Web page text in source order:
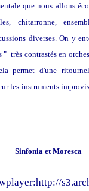
que nous allons
chitarronne,
diverses. On y
" très contrastés en
permet d'une
les instruments
Sinfonia et Moresca